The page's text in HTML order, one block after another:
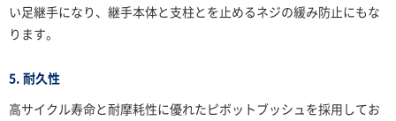
い足継手になり、継手本体と支柱とを止めるネジの緩み防止にもな
ります。
5. 耐久性
高サイクル寿命と耐摩耗性に優れたピボットブッシュを採用してお